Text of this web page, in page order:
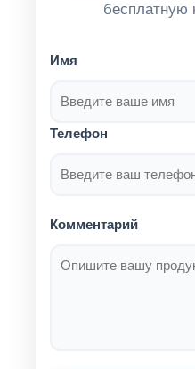
бесплатную
Имя
Телефон
Комментарий